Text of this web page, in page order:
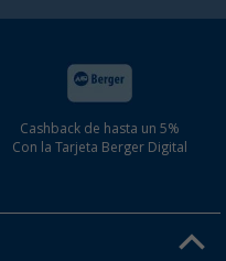
Cashback de hasta un 5%
Con la Tarjeta Berger Digital